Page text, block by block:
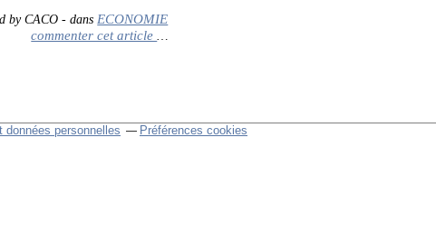
by CACO - dansECONOMIE
commenter cet article …
données personnelles Préférences cookies